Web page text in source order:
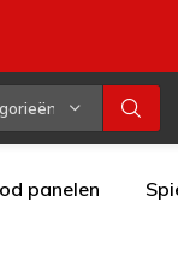
panelen